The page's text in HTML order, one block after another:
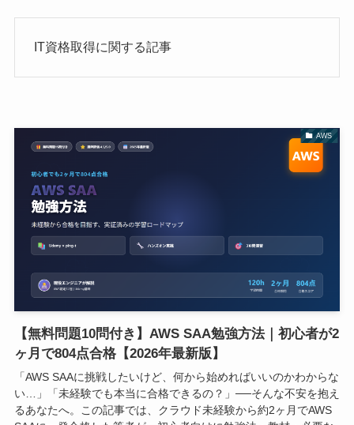
IT資格取得に関する記事
AWS
【無料問題10問付き】AWS SAA勉強方法｜初心者が2
ヶ月で804点合格【2026年最新版】
「AWS SAAに挑戦したいけど、何から始めればいいのかわからな
い…」「未経験でも本当に合格できるの？」──そんな不安を抱え
るあなたへ。この記事では、クラウド未経験から約2ヶ月でAWS